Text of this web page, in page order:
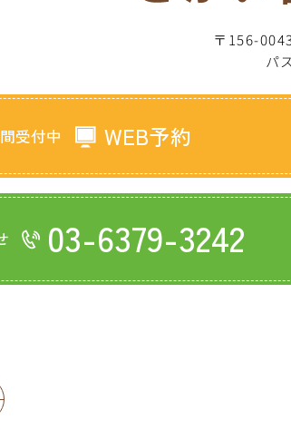
〒156-
パ
受付中 WEB予約
03-6379-3242